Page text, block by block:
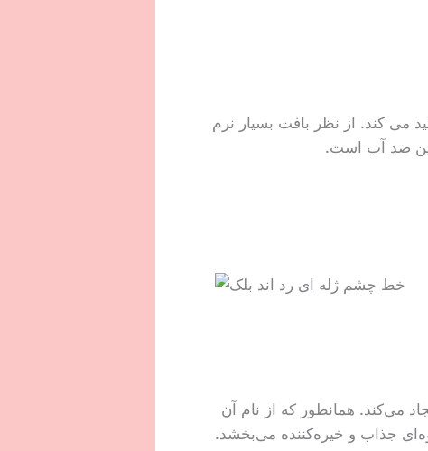
کند. از نظر بافت بسیار نرم
ضد آب است.
همانطور که از نام آن